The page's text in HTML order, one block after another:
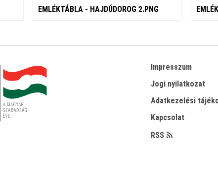
EMLÉKTÁBLA - HAJDÚDOROG 2.PNG
Impresszum
Jogi nyilatkozat
Adatkezelési
Kapcsolat
RSS